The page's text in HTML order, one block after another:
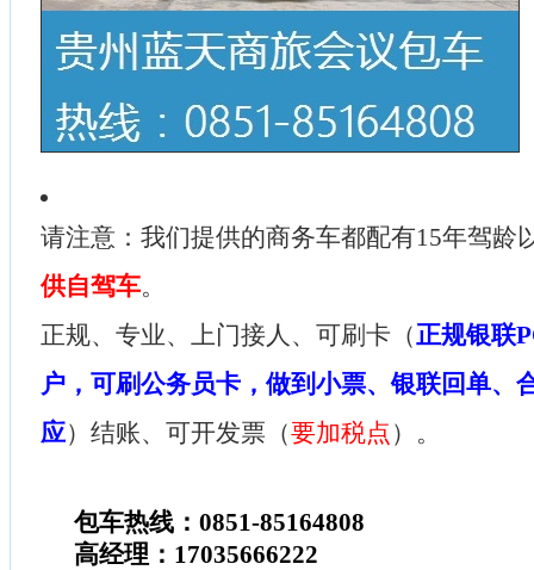
请注意：我们提供的商务车都配有15年驾龄
供自驾车。
正规、专业、上门接人、可刷卡（正规银联
户，可刷公务员卡，做到小票、银联回单、
应）结账、可开发票（要加税点 ）。
包车热线：0851-85164808
高经理：17035666222